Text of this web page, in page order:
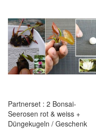
Partnerset : 2 Bonsai-
Seerosen rot & weiss +
Düngekugeln / Geschenk